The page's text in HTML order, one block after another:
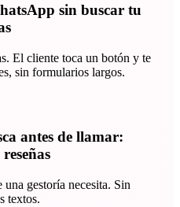
sin buscar tu
El cliente toca un botón y te
sin formularios largos.
antes de llamar:
gestoría necesita. Sin
textos.